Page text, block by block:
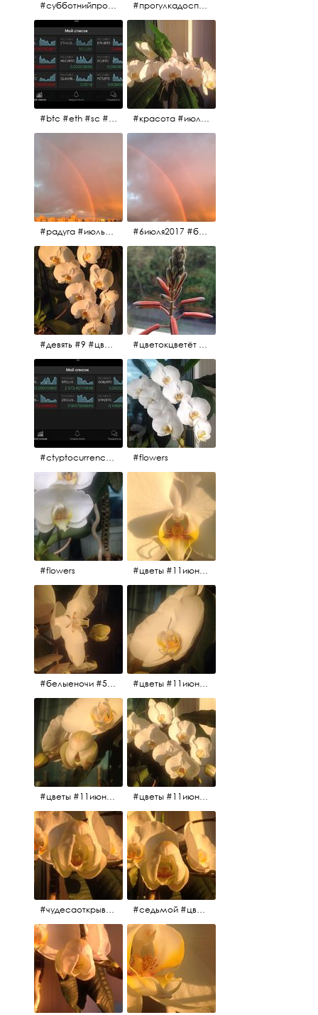
#субботнийпроменад #набережнаяканалагрибоедова #санктпетербург #прогулкадоспасаиобратно #санктпетербург #15july2017 #субботнийпитерскийдень #субботнийпроменад #послеобеда
#btc #eth #sc #xrp #etc #maid #sys #naut #strat #pasc #dash #xmr #nxt #usdt #ltc#lsk #zec #str #rep #coin #markets #bitcoin #красота #июльскоеутро
#радуга #июльскоеутро #радугавовсёнебо #6июля2017 #6июля2017 #белыеночи #питерскоеутро #джулаймонинг #июльскоеутро #радугавовсёнебо #радуга #дождик
#девять #9 #цветы #цветокцветёт #flowers
#ctyptocurrency #btc #eth #flowers
#flowers #цветы #11июня2017 #5утра #белыеночи
#белыеночи #5утра #11июня2017 #цветы #цветы #11июня2017 #5утра #белыеночи
#цветы #11июня2017 #цветы #11июня2017
#чудесаоткрываются #красота #чудоприроды #нежность #цветы #прекрасное #седьмой #цветы #жизньналоджии